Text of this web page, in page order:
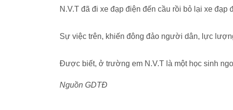
N.V.T đã đi xe đạp điện đến cầu rồi bỏ lại xe
Sự việc trên, khiến đông đảo người dân, lực
Được biết, ở trường em N.V.T là một học sinh
Nguồn GDTĐ